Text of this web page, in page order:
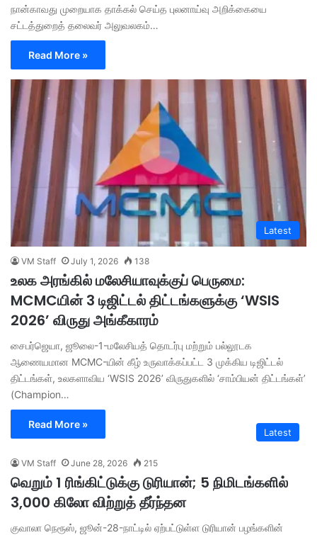
நான்காவது முறையாக தாக்கல் செய்த புலனாய்வு அறிக்கையை
சட்டத்துறைத் தலைவர் அலுவலகம்…
Read More »
Latest
VM Staff July 1, 2026 138
உலக அரங்கில் மலேசியாவுக்குப் பெருமை:
MCMCயின் 3 டிஜிட்டல் திட்டங்களுக்கு ‘WSIS
2026’ விருது அங்கீகாரம்
சைபர்ஜெயா, ஜூலை-1-மலேசியத் தொடர்பு மற்றும் பல்லூடக
ஆணையமான MCMC-யின் கீழ் உருவாக்கப்பட்ட 3 முக்கிய டிஜிட்டல்
திட்டங்கள், உலகளாவிய ‘WSIS 2026’ விருதுகளில் ‘சாம்பியன் திட்டங்கள்’
(Champion…
Read More »
Latest
VM Staff June 28, 2026 215
வெறும் 1 ரிங்கிட்டுக்கு டுரியான்; 5 நிமிடங்களில்
3,000 கிலோ விற்றுத் தீர்ந்தன
குவாலா நெரூஸ், ஜூன்-28-நாட்டில் ஏற்பட்டுள்ள டுரியான் பழங்களின்